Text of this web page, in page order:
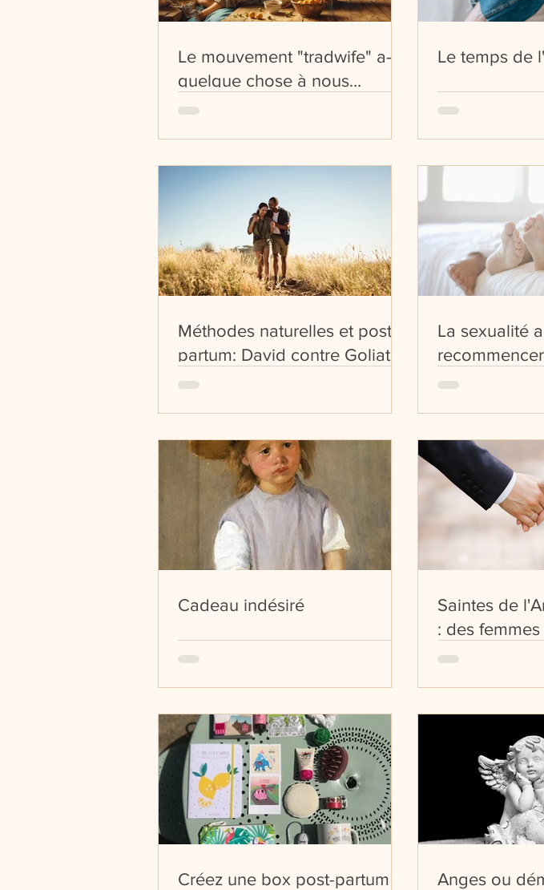
Le mouvement "tradwife" a-t-il
quelque chose à nous
apporter ?
Le temps de
Méthodes naturelles et post-
partum: David contre Goliath
La sexualité
Cadeau indésiré
Saintes de
: des
aujourd'hui.
Créez une box post-partum ! Anges ou